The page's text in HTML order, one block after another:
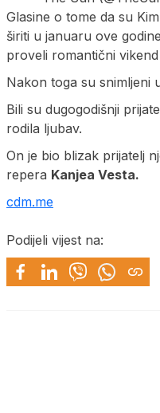
Glasine o tome da su
širiti u januaru ove
proveli romantični
Nakon toga su snimljeni
Bili su dugogodišnji
rodila ljubav.
On je bio blizak prijatelj
repera Kanjea Vesta.
cdm.me
Podijeli vijest na: